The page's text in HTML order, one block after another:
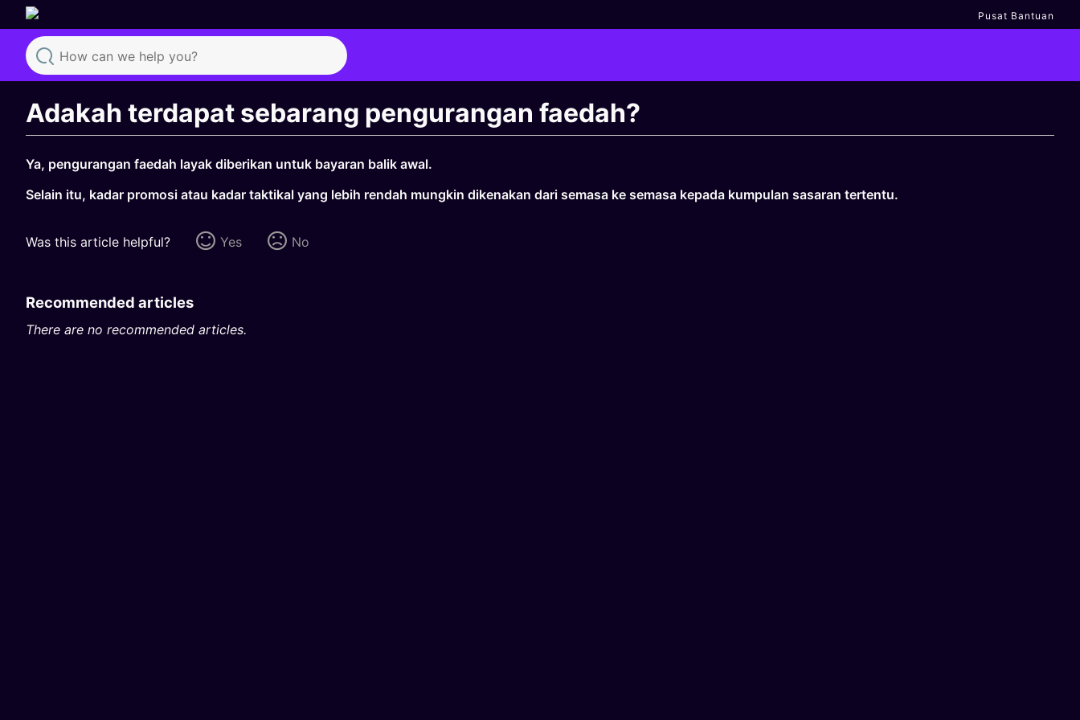
Pusat Bantuan
Search
Adakah terdapat sebarang pengurangan faedah?
Ya, pengurangan faedah layak diberikan untuk bayaran balik awal.
Selain itu, kadar promosi atau kadar taktikal yang lebih rendah mungkin dikenakan dari semasa ke semasa kepada kumpulan sasaran tertentu.
Was this article helpful? Yes No
Recommended articles
There are no recommended articles.